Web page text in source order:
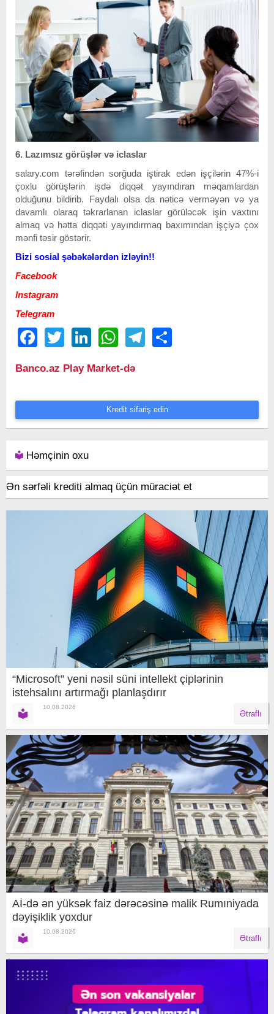
6. Lazımsız görüşlər və iclaslar
salary.com tərəfindən sorğuda iştirak edən işçilərin 47%-i
çoxlu görüşlərin işdə diqqət yayındıran məqamlardan
olduğunu bildirib. Faydalı olsa da nəticə verməyən və ya
davamlı olaraq təkrarlanan iclaslar görüləcək işin vaxtını
almaq və hətta diqqəti yayındırmaq baxımından işçiyə çox
mənfi təsir göstərir.
Bizi sosial şəbəkələrdən izləyin!!
Facebook
Instagram
Telegram
FacebookTwitter LinkedIn WhatsAppTelegram
Banco.az Play Market-də
Kredit sifariş edin
Həmçinin oxu
Ən sərfəli krediti almaq üçün müraciət et
“Microsoft” yeni nəsil süni intellekt çiplərinin
istehsalını artırmağı planlaşdırır
10.08.2026
Ətraflı
Aİ-də ən yüksək faiz dərəcəsinə malik Rumıniyada
dəyişiklik yoxdur
10.08.2026
Ətraflı